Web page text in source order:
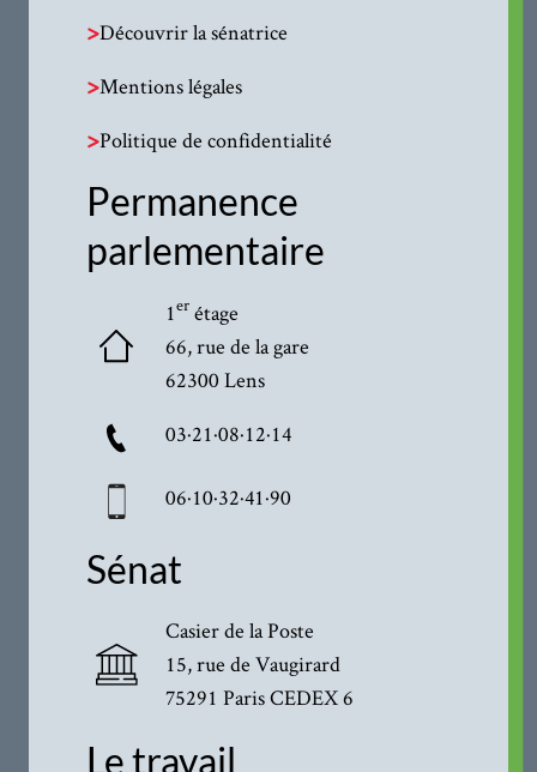
>Découvrir la sénatrice
>Mentions légales
>Politique de confidentialité
Permanence
parlementaire
1erétage
66, rue de la gare
62300 Lens
03·21·08·12·14
06·10·32·41·90
Sénat
Casier de la Poste
15, rue de Vaugirard
75291 Paris CEDEX 6
Le travail